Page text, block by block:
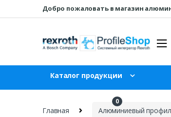
к
к
Добро пожаловать в магазин
Каталог продукции
0
Главная Алюминиевый